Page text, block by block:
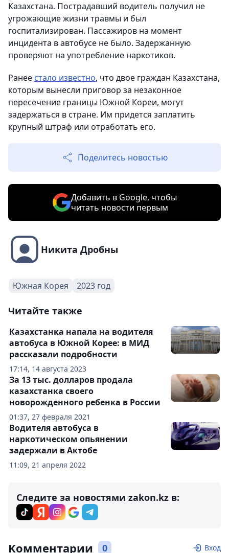
Казахстана. Пострадавший водитель получил не
угрожающие жизни травмы и был
госпитализирован. Пассажиров на момент
инцидента в автобусе не было. Задержанную
проверяют на употребление наркотиков.
Ранее стало известно, что двое граждан Казахстана,
которым вынесли приговор за незаконное
пересечение границы Южной Кореи, могут
задержаться в стране. Им придется заплатить
крупный штраф или отработать его.
Поделитесь новостью
Добавить в Google, чтобы
читать новости первым
Никита Дробны
Южная Корея 2023 год
Читайте также
17:14, 14 августа 2023
Казахстанка напала на водителя
автобуса в Южной Корее: в МИД
рассказали подробности
01:37, 27 февраля 2021
За 13 тыс. долларов продала
казахстанка своего
новорожденного ребенка в России
11:09, 21 апреля 2022
Водителя автобуса в
наркотическом опьянении
задержали в Актобе
Следите за новостями zakon.kz в:
Комментарии 0 Вход